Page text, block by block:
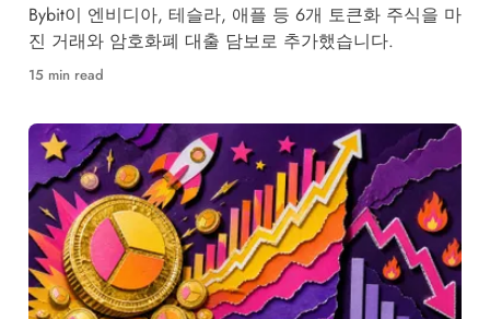
Bybit이 엔비디아, 테슬라, 애플 등 6개 토큰화 주식을 마
진 거래와 암호화폐 대출 담보로 추가했습니다.
15 min read